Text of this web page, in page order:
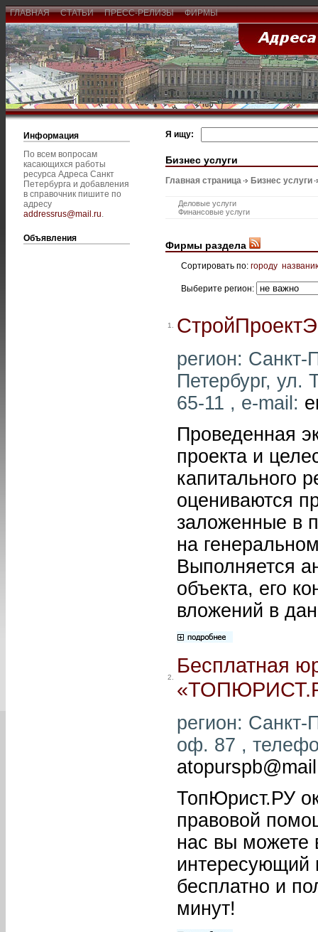
ГЛАВНАЯ СТАТЬИ ПРЕСС-РЕЛИЗЫ ФИРМЫ
Информация
По всем вопросам
касающихся работы
ресурса Адреса Санкт
Петербурга и добавления
в справочник пишите по
адресу
addressrus@mail.ru.
Объявления
Я ищу:
Бизнес услуги
Главная страница Бизнес услуги
Деловые услуги
Финансовые услуги
Фирмы раздела
Сортировать по: городу
Выберите регион:
1.
регион: Санкт-
Петербург, ул.
65-11 , e-mail:
Проведенная
проекта и
капитального
оцениваются
заложенные в
на
Выполняется
объекта, его
вложений в
2.
Бесплатная
регион:
оф. 87 ,
ТопЮрист.РУ
правовой
нас вы можете
интересующий
бесплатно и
минут!